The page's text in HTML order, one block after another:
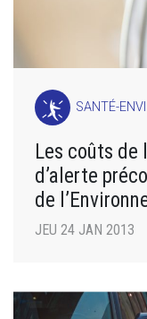
SANTÉ-
Les coûts de
d’alerte
de
JEU 24 JAN 2013